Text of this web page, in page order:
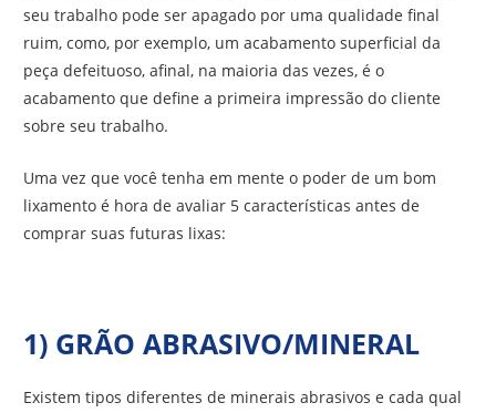
seu trabalho pode ser apagado por uma qualidade final
ruim, como, por exemplo, um acabamento superficial da
peça defeituoso, afinal, na maioria das vezes, é o
acabamento que define a primeira impressão do cliente
sobre seu trabalho.
Uma vez que você tenha em mente o poder de um bom
lixamento é hora de avaliar 5 características antes de
comprar suas futuras lixas:
1) GRÃO ABRASIVO/MINERAL
Existem tipos diferentes de minerais abrasivos e cada qual